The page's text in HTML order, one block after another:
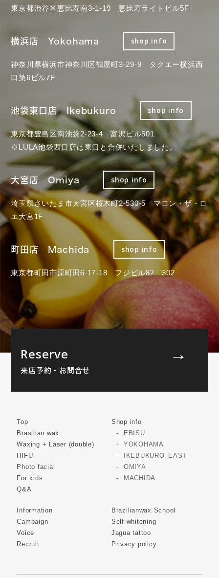
東京都渋谷区恵比寿南3-1-19 恵比寿ライトビル5F
横浜店 Yokohama shop info
神奈川県横浜市神奈川区鶴屋町3-29-9 タクエー横浜西
口第6ビル7F
池袋東口店 Ikebukuro shop info
東京都豊島区南池袋2-23-4 富沢ビル501
※LULA池袋西口店は東口と合併いたしました。
大宮店 Omiya shop info
埼玉県さいたま市大宮区桜木町2-530-5 マロン・ザ・ロ
エ大宮1F
町田店 Machida shop info
東京都町田市原町田6-17-18 フジビル87 302
Reserve
来店予約・お問合せ
Top
Brasilian wax
Waxing + Laser (double)
HIFU
Photo facial
For kids
Q&A
Shop info
EBISU
YOKOHAMA
IKEBUKURO_EAST
OMIYA
MACHIDA
Information
Campaign
Voice
Recruit
Brazilianwax School
Self whitening
Jagua tattoo
Privacy policy